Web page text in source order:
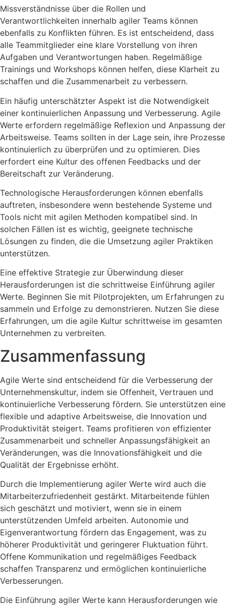
Missverständnisse über die Rollen und
Verantwortlichkeiten innerhalb agiler Teams können
ebenfalls zu Konflikten führen. Es ist entscheidend, dass
alle Teammitglieder eine klare Vorstellung von ihren
Aufgaben und Verantwortungen haben. Regelmäßige
Trainings und Workshops können helfen, diese Klarheit zu
schaffen und die Zusammenarbeit zu verbessern.
Ein häufig unterschätzter Aspekt ist die Notwendigkeit
einer kontinuierlichen Anpassung und Verbesserung. Agile
Werte erfordern regelmäßige Reflexion und Anpassung der
Arbeitsweise. Teams sollten in der Lage sein, ihre Prozesse
kontinuierlich zu überprüfen und zu optimieren. Dies
erfordert eine Kultur des offenen Feedbacks und der
Bereitschaft zur Veränderung.
Technologische Herausforderungen können ebenfalls
auftreten, insbesondere wenn bestehende Systeme und
Tools nicht mit agilen Methoden kompatibel sind. In
solchen Fällen ist es wichtig, geeignete technische
Lösungen zu finden, die die Umsetzung agiler Praktiken
unterstützen.
Eine effektive Strategie zur Überwindung dieser
Herausforderungen ist die schrittweise Einführung agiler
Werte. Beginnen Sie mit Pilotprojekten, um Erfahrungen zu
sammeln und Erfolge zu demonstrieren. Nutzen Sie diese
Erfahrungen, um die agile Kultur schrittweise im gesamten
Unternehmen zu verbreiten.
Zusammenfassung
Agile Werte sind entscheidend für die Verbesserung der
Unternehmenskultur, indem sie Offenheit, Vertrauen und
kontinuierliche Verbesserung fördern. Sie unterstützen eine
flexible und adaptive Arbeitsweise, die Innovation und
Produktivität steigert. Teams profitieren von effizienter
Zusammenarbeit und schneller Anpassungsfähigkeit an
Veränderungen, was die Innovationsfähigkeit und die
Qualität der Ergebnisse erhöht.
Durch die Implementierung agiler Werte wird auch die
Mitarbeiterzufriedenheit gestärkt. Mitarbeitende fühlen
sich geschätzt und motiviert, wenn sie in einem
unterstützenden Umfeld arbeiten. Autonomie und
Eigenverantwortung fördern das Engagement, was zu
höherer Produktivität und geringerer Fluktuation führt.
Offene Kommunikation und regelmäßiges Feedback
schaffen Transparenz und ermöglichen kontinuierliche
Verbesserungen.
Die Einführung agiler Werte kann Herausforderungen wie